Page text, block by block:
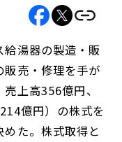
給湯器の製造・販
売・修理を手が
上高356億円、
億円）の株式を
た。株式取得と